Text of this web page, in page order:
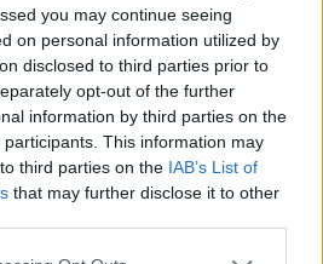
you may continue seeing
on personal information utilized by
disclosed to third parties prior to
opt-out of the further
information by third parties on the
participants. This information may
third parties on the IAB’s List of
that may further disclose it to other
derbi
Ella: Na, indíts, s